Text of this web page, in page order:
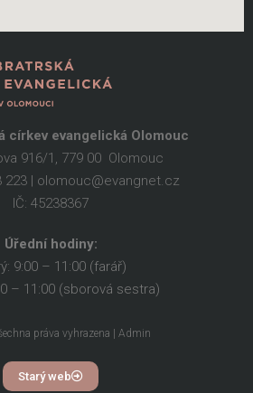
církev evangelická Olomouc
916/1, 779 00 Olomouc
223 | olomouc@evangnet.cz
IČ: 45238367
Úřední hodiny:
9:00 – 11:00 (farář)
– 11:00 (sborová sestra)
práva vyhrazena | Admin
Starý web